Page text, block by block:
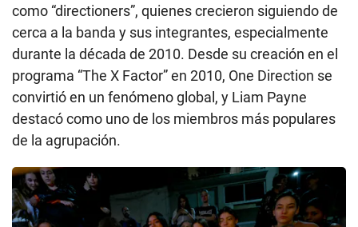
como “directioners”, quienes crecieron siguiendo de
cerca a la banda y sus integrantes, especialmente
durante la década de 2010. Desde su creación en el
programa “The X Factor” en 2010, One Direction se
convirtió en un fenómeno global, y Liam Payne
destacó como uno de los miembros más populares
de la agrupación.